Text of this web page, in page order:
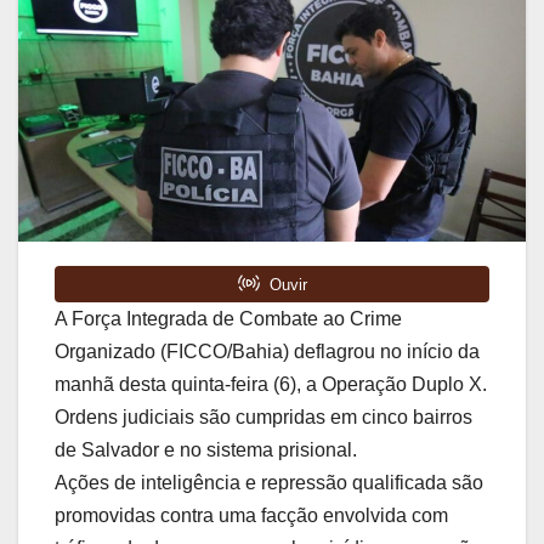
A Força Integrada de Combate ao Crime
Organizado (FICCO/Bahia) deflagrou no início da
manhã desta quinta-feira (6), a Operação Duplo X.
Ordens judiciais são cumpridas em cinco bairros
de Salvador e no sistema prisional.
Ações de inteligência e repressão qualificada são
promovidas contra uma facção envolvida com